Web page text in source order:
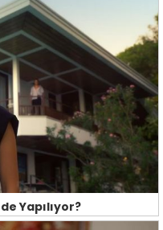
Yapılıyor?